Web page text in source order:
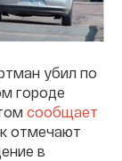
убил по
городе
сообщает
отмечают
в